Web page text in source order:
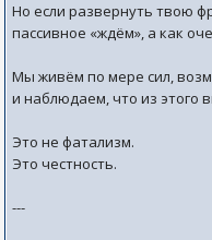
Но если развернуть твою
пассивное «ждём», а как
Мы живём по мере сил,
и наблюдаем, что из этого
Это не фатализм.
Это честность.
---